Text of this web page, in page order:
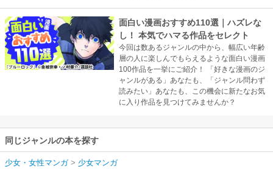
面白い漫画おすすめ110選｜ハズレな
し！ 本気でハマる作品をセレクト
今回は数あるジャンルの中から、幅広い年齢
層の人に楽しんでもらえるような面白い漫画
100作品を一挙にご紹介！ 「好きな漫画のジ
ャンルがある」あなたも、「ジャンル問わず
読みたい」あなたも、この機会に新たなお気
に入り作品を見つけてみませんか？
同じジャンルの本を探す
少女・女性マンガ> 少女マンガ